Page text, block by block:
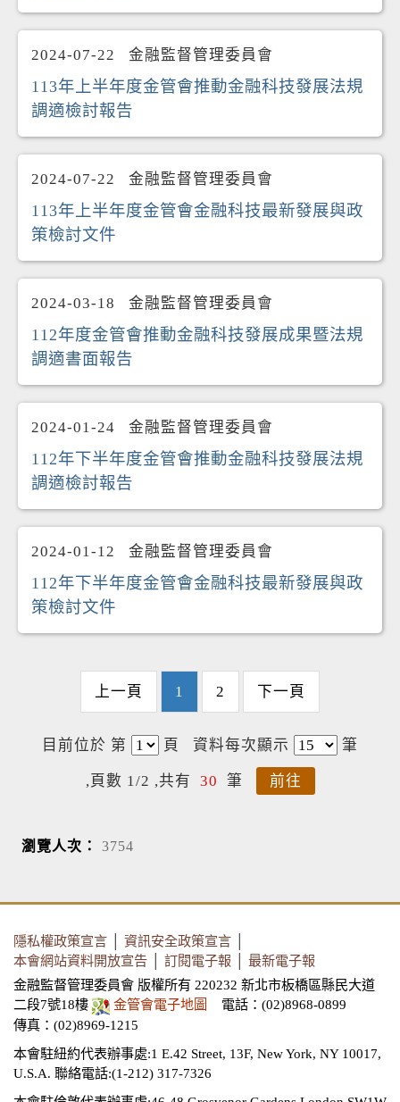
2024-07-22 金融監督管理委員會
113年上半年度金管會推動金融科技發展法規
調適檢討報告
2024-07-22 金融監督管理委員會
113年上半年度金管會金融科技最新發展與政
策檢討文件
2024-03-18 金融監督管理委員會
112年度金管會推動金融科技發展成果暨法規
調適書面報告
2024-01-24 金融監督管理委員會
112年下半年度金管會推動金融科技發展法規
調適檢討報告
2024-01-12 金融監督管理委員會
112年下半年度金管會金融科技最新發展與政
策檢討文件
上一頁 1 2 下一頁
目前位於 第 頁 資料每次顯示 筆
,頁數 1/2 ,共有 30 筆 前往
瀏覽人次： 3754
隱私權政策宣言 資訊安全政策宣言
本會網站資料開放宣告
訂閱電子報
最新電子報
金融監督管理委員會 版權所有 220232 新北市板橋區縣民大道
二段7號18樓
金管會電子地圖
電話：(02)8968-0899
傳真：(02)8969-1215
本會駐紐約代表辦事處:1 E.42 Street, 13F, New York, NY 10017,
U.S.A. 聯絡電話:(1-212) 317-7326